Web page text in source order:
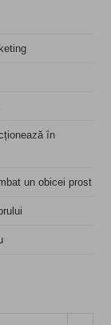
în
un obicei prost